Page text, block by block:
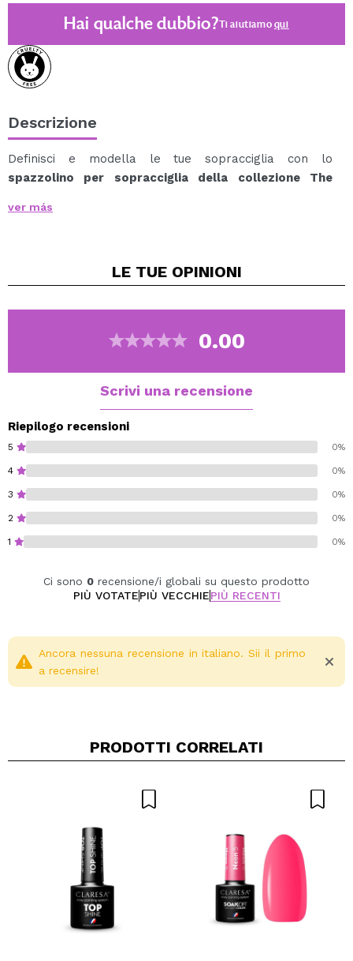
Hai qualche dubbio?Ti aiutiamoqui
Descrizione
Definisci e modella le tue sopracciglia con lo
spazzolino per sopracciglia della collezione The
Questo pratico strumento è perfetto per pettinare,
La sua spazzola a spirale aiuta a distribuire
pelo.
dona un tocco magico e da collezione alla tua routine di
Cruelty free.
ver más
LE TUE OPINIONI
0.00
Scrivi una recensione
Riepilogo recensioni
5 0%
4 0%
3 0%
2 0%
1 0%
Ci sono 0 recensione/i globali su questo prodotto
PIÙ VOTATEPIÙ VECCHIEPIÙ RECENTI
Il tuo video potrebbe essere il primo. Immaginalo...
Consiglieresti questo acquisto? Si
5/5
Ancora nessuna recensione in italiano. Sii il primo
a recensire!
PRODOTTI CORRELATI